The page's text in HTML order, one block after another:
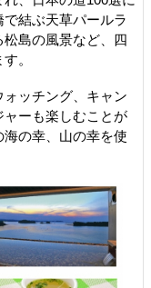
結ぶ天草パールラ
島の風景など、四
。
ッチング、キャン
ーも楽しむことが
の幸、山の幸を使